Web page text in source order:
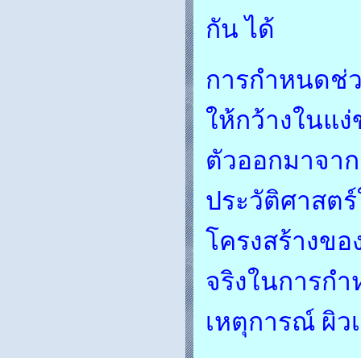
กัน ได้
การกำหนดช่
ให้กว้างในแ
ตัวออกมาจา
ประวัติศาสต
โครงสร้างข
จริงในการก
เหตุการณ์ ผิว